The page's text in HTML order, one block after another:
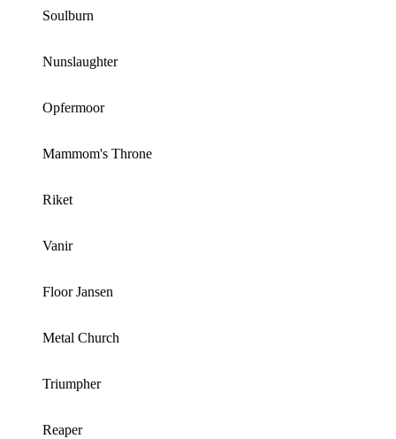
Soulburn
Nunslaughter
Opfermoor
Mammom's Throne
Riket
Vanir
Floor Jansen
Metal Church
Triumpher
Reaper